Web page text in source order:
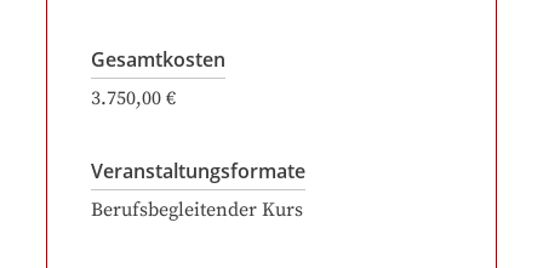
Gesamtkosten
3.750,00 €
Veranstaltungsformate
Berufsbegleitender Kurs